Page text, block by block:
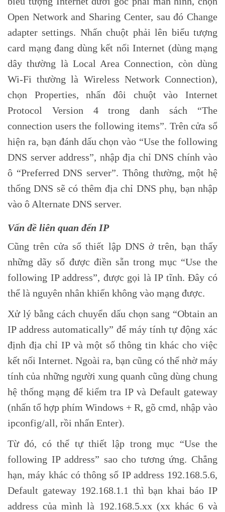
Open Network and Sharing Center, sau đó Change
adapter settings. Nhấn chuột phải lên biểu tượng
card mạng đang dùng kết nối Internet (dùng mạng
dây thường là Local Area Connection, còn dùng
Wi-Fi thường là Wireless Network Connection),
chọn Properties, nhấn đôi chuột vào Internet
Protocol Version 4 trong danh sách “The
connection users the following items”. Trên cửa sổ
hiện ra, bạn đánh dấu chọn vào “Use the following
DNS server address”, nhập địa chỉ DNS chính vào
ô “Preferred DNS server”. Thông thường, một hệ
thống DNS sẽ có thêm địa chỉ DNS phụ, bạn nhập
vào ô Alternate DNS server.
Vấn đề liên quan đến IP
Cũng trên cửa sổ thiết lập DNS ở trên, bạn thấy
những dãy số được điền sẵn trong mục “Use the
following IP address”, được gọi là IP tĩnh. Đây có
thể là nguyên nhân khiến không vào mạng được.
Xử lý bằng cách chuyển dấu chọn sang “Obtain an
IP address automatically” để máy tính tự động xác
định địa chỉ IP và một số thông tin khác cho việc
kết nối Internet. Ngoài ra, bạn cũng có thể nhờ máy
tính của những người xung quanh cũng dùng chung
hệ thống mạng để kiểm tra IP và Default gateway
(nhấn tổ hợp phím Windows + R, gõ cmd, nhập vào
ipconfig/all, rồi nhấn Enter).
Từ đó, có thể tự thiết lập trong mục “Use the
following IP address” sao cho tương ứng. Chẳng
hạn, máy khác có thông số IP address 192.168.5.6,
Default gateway 192.168.1.1 thì bạn khai báo IP
address của mình là 192.168.5.xx (xx khác 6 và